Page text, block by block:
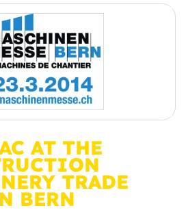
AT THE
TRADE
BERN